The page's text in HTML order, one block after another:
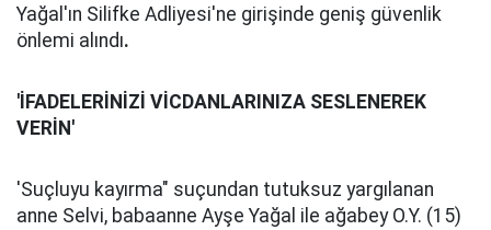
Yağal'ın Silifke Adliyesi'ne girişinde geniş güvenlik
önlemi alındı.
'İFADELERİNİZİ VİCDANLARINIZA SESLENEREK
VERİN'
'Suçluyu kayırma" suçundan tutuksuz yargılanan
anne Selvi, babaanne Ayşe Yağal ile ağabey O.Y. (15)